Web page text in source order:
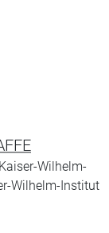
Wilhelm-
Wilhelm-Institut